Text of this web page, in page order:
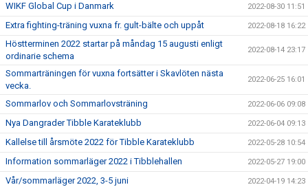
WIKF Global Cup i Danmark 2022-08-30 11:51
Extra fighting-träning vuxna fr. gult-bälte och uppåt 2022-08-18 16:22
Höstterminen 2022 startar på måndag 15 augusti enligt
ordinarie schema
2022-08-14 23:17
Sommarträningen för vuxna fortsätter i Skavlöten nästa
vecka.
2022-06-25 16:01
Sommarlov och Sommarlovsträning 2022-06-06 09:08
Nya Dangrader Tibble Karateklubb 2022-06-04 09:13
Kallelse till årsmöte 2022 för Tibble Karateklubb 2022-05-28 10:54
Information sommarläger 2022 i Tibblehallen 2022-05-27 19:00
Vår/sommarläger 2022, 3-5 juni 2022-04-19 14:23